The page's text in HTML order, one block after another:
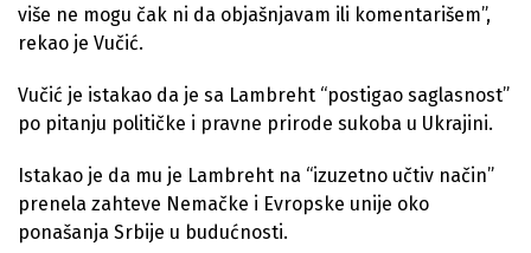
više ne mogu čak ni da objašnjavam ili komentarišem”,
rekao je Vučić.
Vučić je istakao da je sa Lambreht “postigao saglasnost”
po pitanju političke i pravne prirode sukoba u Ukrajini.
Istakao je da mu je Lambreht na “izuzetno učtiv način”
prenela zahteve Nemačke i Evropske unije oko
ponašanja Srbije u budućnosti.